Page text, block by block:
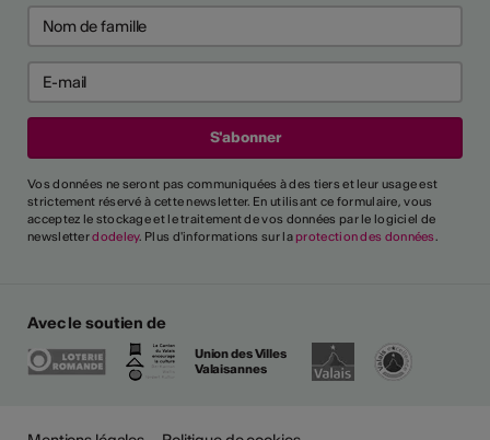
Vos données ne seront pas communiquées à des tiers et leur usage est
strictement réservé à cette newsletter. En utilisant ce formulaire, vous
acceptez le stockage et le traitement de vos données par le logiciel de
newsletterdodeley. Plus d'informations sur la protection des données.
Avec le soutien de
Union des Villes
Valaisannes